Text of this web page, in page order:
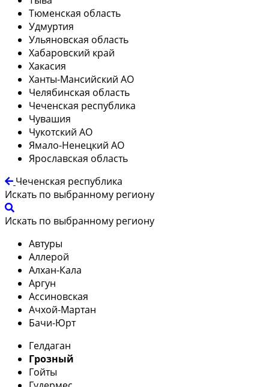
Тюменская область
Удмуртия
Ульяновская область
Хабаровский край
Хакасия
Ханты-Мансийский АО
Челябинская область
Чеченская республика
Чувашия
Чукотский АО
Ямало-Ненецкий АО
Ярославская область
Чеченская республика
Искать по выбранному региону
Искать по выбранному региону
Автуры
Аллерой
Алхан-Кала
Аргун
Ассиновская
Ачхой-Мартан
Бачи-Юрт
Гелдаган
Грозный
Гойты